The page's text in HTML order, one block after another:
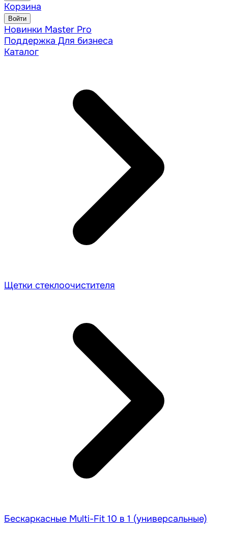
Корзина
Войти
Новинки Master Pro
Поддержка Для бизнеса
Каталог
Щетки стеклоочистителя
Бескаркасные Multi-Fit 10 в 1 (универсальные)